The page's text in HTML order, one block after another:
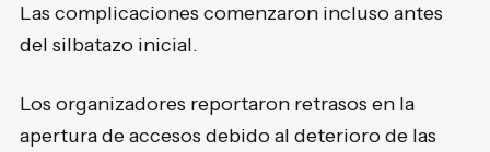
Las complicaciones comenzaron incluso antes
del silbatazo inicial.
Los organizadores reportaron retrasos en la
apertura de accesos debido al deterioro de las